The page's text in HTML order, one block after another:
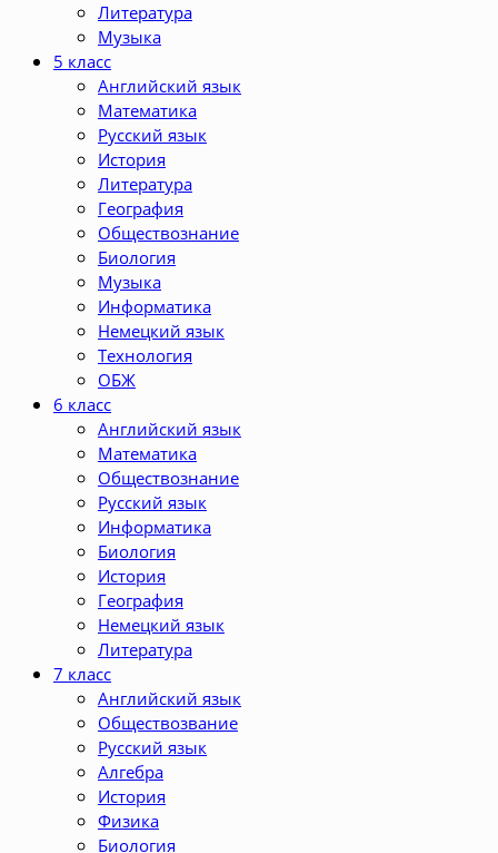
Литература
Музыка
5 класс
Английский язык
Математика
Русский язык
История
Литература
География
Обществознание
Биология
Музыка
Информатика
Немецкий язык
Технология
ОБЖ
6 класс
Английский язык
Математика
Обществознание
Русский язык
Информатика
Биология
История
География
Немецкий язык
Литература
7 класс
Английский язык
Обществозвание
Русский язык
Алгебра
История
Физика
Биология